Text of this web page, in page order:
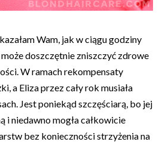
Wam, jak w ciągu godziny
doszczętnie zniszczyć zdrowe
W ramach rekompensaty
a Eliza przez cały rok musiała
Jest poniekąd szczęściarą, bo jej
i niedawno mogła całkowicie
bez konieczności strzyżenia na